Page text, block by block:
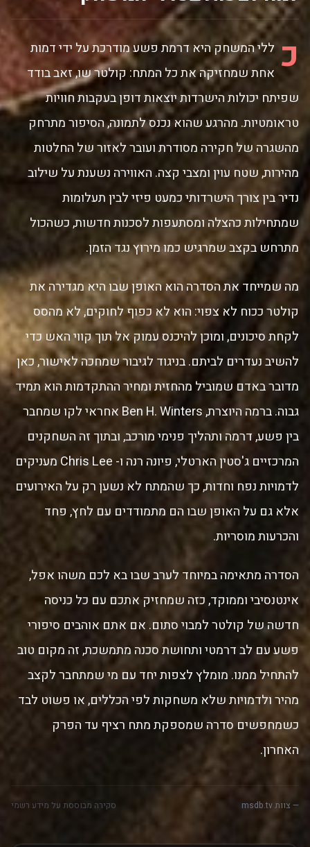
כ ללי המשחק היא דרמת פשע מודרכת על ידי דמות
אחת שמחזיקה את כל המתח: קולטר שו, זאב בודד
שפיתח יכולות הישרדות יוצאות דופן בעקבות חוויות
טראומטיות. מהרגע שהוא נכנס לתמונה, הסיפור מתרחק
מהשגרה של חקירה מסודרת ועובר לאזור של החלטות
מהירות, שטח עוין ומצבי קצה. האווירה נשענת על שילוב
נדיר בין צורך הישרדותי כמעט פיזי לבין תעלומות
שמתחילות כהצלה ומסתעפות לסכנות חדשות, כשהכול
מתרחש בקצב שמרגיש כמו מירוץ נגד הזמן.
מה שמייחד את הסדרה הוא האופן שבו היא מגדירה את
קולטר ככוח לא צפוי: הוא לא כפוף לחוקים, לא מהסס
לקחת סיכונים, ומוכן להיכנס עמוק אל תוך קווי האש כדי
להשיב נעדרים לביתם. בניגוד לגיבור שמחכה לאישור, כאן
מדובר באדם שמוביל מהחזית ומחיר ההתקדמות הוא תמיד
גבוה. ברמה היוצרת, Ben H. Winters אחראי לקו שמחבר
בין פשע, דרמה ותהליך פנימי מורכב, ובתוך זה השחקנים
המרכזיים ג'סטין הארטלי, פיונה רנה ו- Chris Lee מעניקים
לדמויות נפח וחדות, כך שהמתח לא נשען רק על האירועים
אלא גם על האופן שבו הם מתמודדים עם לחץ, פחד
והכרעות מוסריות.
הסדרה מתאימה במיוחד לערב שבו בא לכם משהו אפל,
אינטנסיבי וממוקד, כזה שמחזיק אתכם עם כל כניסה
חדשה של קולטר למבוי סתום. אם אתם אוהבים סיפורי
פשע עם לב דרמטי ותחושת סכנה מתמשכת, זה מקום טוב
להתחיל ממנו. מומלץ לצפות יחד עם מי שמתחבר לקצב
מהיר ולדמויות שלא משחקות לפי הכללים, או פשוט לבד
כשמחפשים סדרה שמספקת מתח רציף עד הפרק
האחרון.
— צוות msdb.tv סקירה מבוססת על מידע רשמי